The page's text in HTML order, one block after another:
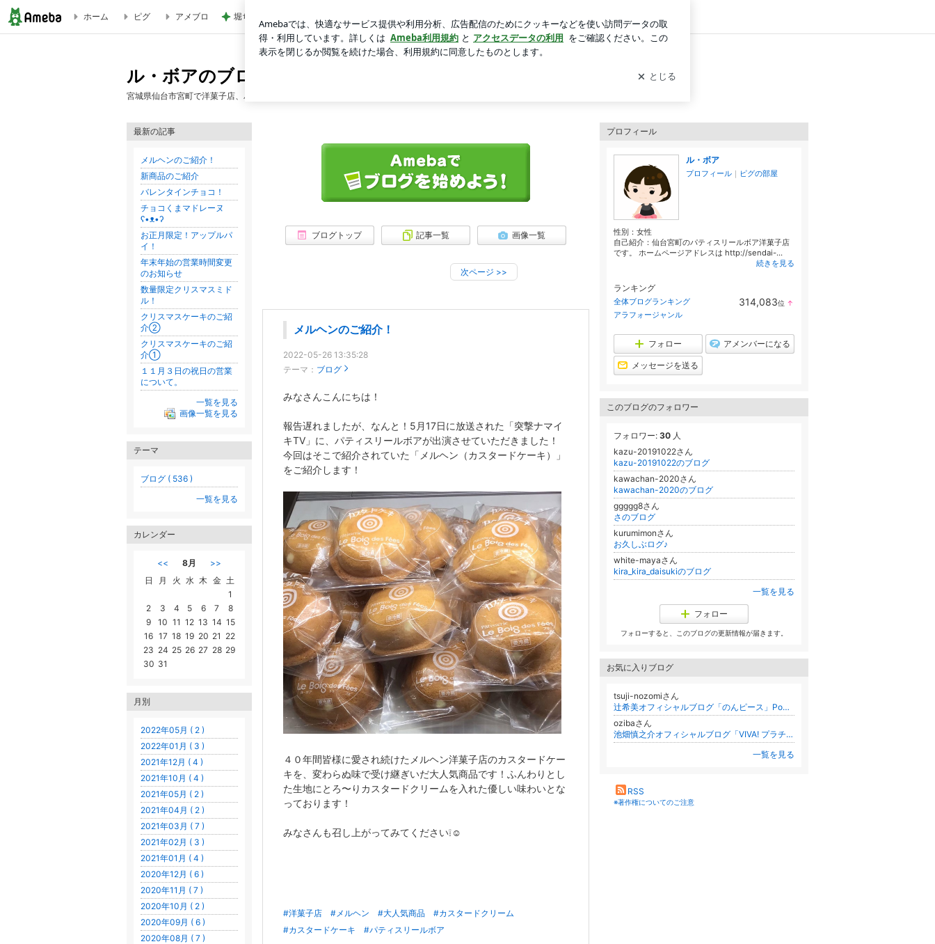
ホーム ピグ アメブロ 堀ちえみ 胴が長いトイプードル ログイン
ル・ボアのブログ
宮城県仙台市宮町で洋菓子店、パティスリールボアのお店のブログです！
ブログトップ 記事一覧 画像一覧
次ページ >>
メルヘンのご紹介！
2022-05-26 13:35:28
テーマ： ブログ
みなさんこんにちは！
報告遅れましたが、なんと！5月17日に放送された「突撃ナマイ
キTV」に、パティスリールボアが出演させていただきました！
今回はそこで紹介されていた「メルヘン（カスタードケーキ）」
をご紹介します！
４０年間皆様に愛され続けたメルヘン洋菓子店のカスタードケー
キを、変わらぬ味で受け継ぎいだ大人気商品です！ふんわりとし
た生地にとろ〜りカスタードクリームを入れた優しい味わいとな
っております！
みなさんも召し上がってみてください❕☺️
#洋菓子店 #メルヘン #大人気商品
#カスタードクリーム
#カスタードケーキ
#パティスリールボア
プロフィール
ル・ボア
プロフィール ｜ ピグの部屋
性別： 女性
自己紹介：仙台宮町のパティスリールボア洋菓子店
です。 ホームページアドレスは http://sendai-...
続きを見る
ランキング
全体ブログランキング 314,083位 ↑
アラフォージャンル
フォロー アメンバーになる
メッセージを送る
このブログのフォロワー
フォロワー: 30 人
kazu-20191022さん
kazu-20191022のブログ
kawachan-2020さん
kawachan-2020のブログ
ggggg8さん
さのブログ
kurumimonさん
お久しぶログ♪
white-mayaさん
kira_kira_daisukiのブログ
一覧を見る
フォロー
フォローすると、このブログの更新情報が届きます。
お気に入りブログ
tsuji-nozomiさん
辻希美オフィシャルブログ「のんピース」Powered by Ameba
ozibaさん
池畑慎之介オフィシャルブログ「VIVA! プラチナ人生!!」 Powered by Ameba
一覧を見る
RSS
※著作権についてのご注意
最新の記事
メルヘンのご紹介！
新商品のご紹介
バレンタインチョコ！
チョコくまマドレーヌ
ʕ•ᴥ•ʔ
お正月限定！アップルパ
イ！
年末年始の営業時間変更
のお知らせ
数量限定クリスマスミド
ル！
クリスマスケーキのご紹
介②
クリスマスケーキのご紹
介①
１１月３日の祝日の営業
について。
一覧を見る
画像一覧を見る
テーマ
ブログ ( 536 )
一覧を見る
カレンダー
<< 8月
>>
日
月 火 水 木 金 土
1
2
3 4 5 6 7
8
9
10 11 12 13 14 15
16 17 18 19 20 21 22
23 24 25 26 27 28 29
30 31
月別
2022年05月 ( 2 )
2022年01月 ( 3 )
2021年12月 ( 4 )
2021年10月 ( 4 )
2021年05月 ( 2 )
2021年04月 ( 2 )
2021年03月 ( 7 )
2021年02月 ( 3 )
2021年01月 ( 4 )
2020年12月 ( 6 )
2020年11月 ( 7 )
2020年10月 ( 2 )
2020年09月 ( 6 )
2020年08月 ( 7 )